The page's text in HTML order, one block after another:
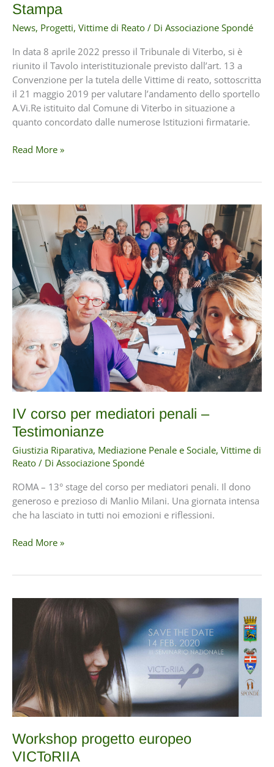
Stampa
News, Progetti, Vittime di Reato / Di Associazione Spondé
In data 8 aprile 2022 presso il Tribunale di Viterbo, si è
riunito il Tavolo interistituzionale previsto dall’art. 13 a
Convenzione per la tutela delle Vittime di reato, sottoscritta
il 21 maggio 2019 per valutare l’andamento dello sportello
A.Vi.Re istituito dal Comune di Viterbo in situazione a
quanto concordato dalle numerose Istituzioni firmatarie.
Sportello
Stampa
Read More »
IV corso per mediatori penali –
Testimonianze
Giustizia Riparativa, Mediazione Penale e Sociale, Vittime di
Reato / Di Associazione Spondé
ROMA – 13° stage del corso per mediatori penali. Il dono
generoso e prezioso di Manlio Milani. Una giornata intensa
che ha lasciato in tutti noi emozioni e riflessioni.
IV
penali
Testimonianze
Read More »
Workshop progetto europeo
VICToRIIA